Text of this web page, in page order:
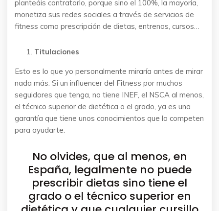
planteáis contratarlo, porque sino el 100%, la mayoría,
monetiza sus redes sociales a través de servicios de
fitness como prescripción de dietas, entrenos, cursos…
Titulaciones
Esto es lo que yo personalmente miraría antes de mirar
nada más. Si un influencer del Fitness por muchos
seguidores que tenga, no tiene INEF, el NSCA al menos,
el técnico superior de dietética o el grado, ya es una
garantía que tiene unos conocimientos que lo competen
para ayudarte.
No olvides, que al menos, en
España, legalmente no puede
prescribir dietas sino tiene el
grado o el técnico superior en